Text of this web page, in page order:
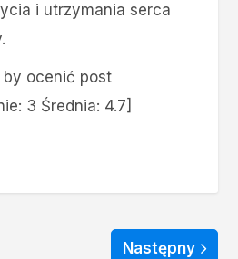
i utrzymania serca
by ocenić post
3 Średnia: 4.7
Następny